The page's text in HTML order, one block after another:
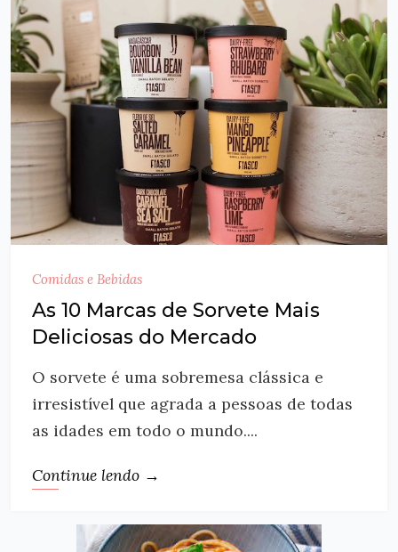
Comidas e Bebidas
As 10 Marcas de Sorvete Mais
Deliciosas do Mercado
O sorvete é uma sobremesa clássica e
irresistível que agrada a pessoas de todas
as idades em todo o mundo....
Continue lendo →